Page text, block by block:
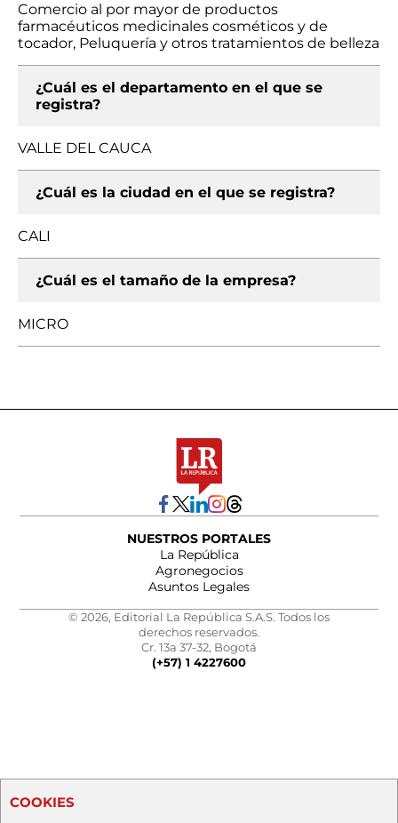
Comercio al por mayor de productos
farmacéuticos medicinales cosméticos y de
tocador, Peluquería y otros tratamientos de belleza
¿Cuál es el departamento en el que se
registra?
VALLE DEL CAUCA
¿Cuál es la ciudad en el que se registra?
CALI
¿Cuál es el tamaño de la empresa?
MICRO
NUESTROS PORTALES
La República
Agronegocios
Asuntos Legales
© 2026, Editorial La República S.A.S. Todos los
derechos reservados.
Cr. 13a 37-32, Bogotá
(+57) 1 4227600
COOKIES